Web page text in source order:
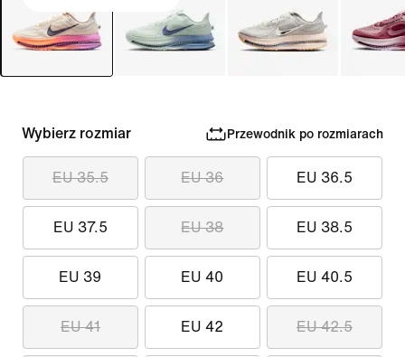
Wybierz rozmiar Przewodnik po rozmiarach
EU 35.5 EU 36 EU 36.5
EU 37.5 EU 38 EU 38.5
EU 39 EU 40 EU 40.5
EU 41 EU 42 EU 42.5